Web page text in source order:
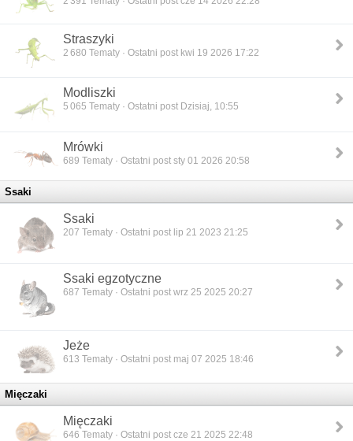
Straszyki
2 680 Tematy · Ostatni post kwi 19 2026 17:22
Modliszki
5 065 Tematy · Ostatni post Dzisiaj, 10:55
Mrówki
689 Tematy · Ostatni post sty 01 2026 20:58
Ssaki
Ssaki
207 Tematy · Ostatni post lip 21 2023 21:25
Ssaki egzotyczne
687 Tematy · Ostatni post wrz 25 2025 20:27
Jeże
613 Tematy · Ostatni post maj 07 2025 18:46
Mięczaki
Mięczaki
646 Tematy · Ostatni post cze 21 2025 22:48